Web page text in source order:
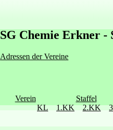
SG Chemie Erkner -
Adressen der Vereine
Verein
Staffel
KL
1.KK 2.KK